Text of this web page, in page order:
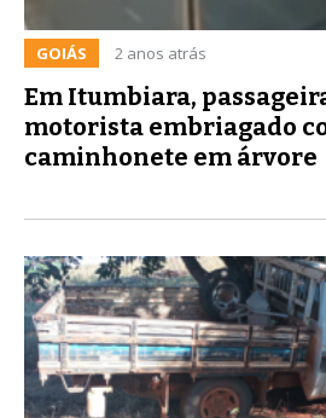
GOIÁS 2 anos atrás
Em Itumbiara,
motorista embriagado
caminhonete em árvore